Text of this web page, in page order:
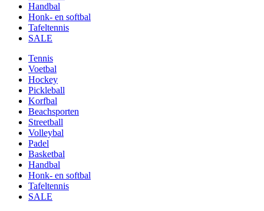
Handbal
Honk- en softbal
Tafeltennis
SALE
Tennis
Voetbal
Hockey
Pickleball
Korfbal
Beachsporten
Streetball
Volleybal
Padel
Basketbal
Handbal
Honk- en softbal
Tafeltennis
SALE